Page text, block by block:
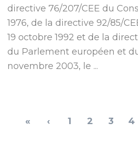
directive 76/207/CEE du
1976, de la directive 92/85/
19 octobre 1992 et de la
du Parlement européen et
novembre 2003, le ...
« ‹ 1 2 3 4